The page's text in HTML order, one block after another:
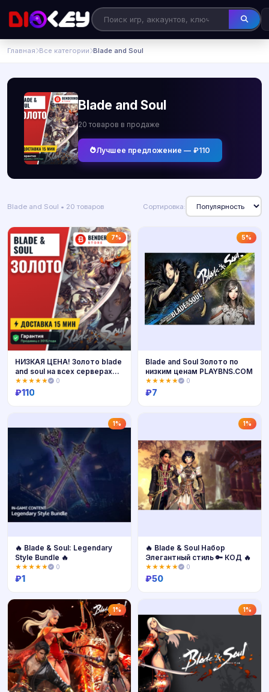
Главная Все категории Blade and Soul
Blade and Soul
20 товаров в продаже
Лучшее предложение — ₽110
Blade and Soul • 20 товаров Сортировка:
7%
НИЗКАЯ ЦЕНА! Золото blade
and soul на всех серверах
+5%
★★★★★ 0
₽110
5%
Blade and Soul Золото по
низким ценам PLAYBNS.COM
★★★★★ 0
₽7
1%
Купить
🔥 Blade & Soul: Legendary
Style Bundle 🔥
★★★★★ 0
₽1
1%
🔥 Blade & Soul Набор
Элегантный стиль 🔑 КОД 🔥
★★★★★ 0
₽50
1% 1%